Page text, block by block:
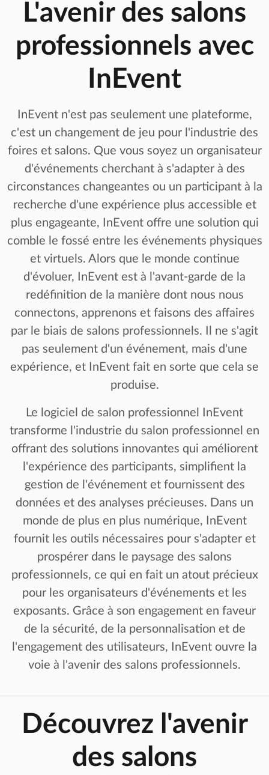
L'avenir des salons
professionnels avec
InEvent
InEvent n'est pas seulement une plateforme,
c'est un changement de jeu pour l'industrie des
foires et salons. Que vous soyez un organisateur
d'événements cherchant à s'adapter à des
circonstances changeantes ou un participant à la
recherche d'une expérience plus accessible et
plus engageante, InEvent offre une solution qui
comble le fossé entre les événements physiques
et virtuels. Alors que le monde continue
d'évoluer, InEvent est à l'avant-garde de la
redéfinition de la manière dont nous nous
connectons, apprenons et faisons des affaires
par le biais de salons professionnels. Il ne s'agit
pas seulement d'un événement, mais d'une
expérience, et InEvent fait en sorte que cela se
produise.
Le logiciel de salon professionnel InEvent
transforme l'industrie du salon professionnel en
offrant des solutions innovantes qui améliorent
l'expérience des participants, simplifient la
gestion de l'événement et fournissent des
données et des analyses précieuses. Dans un
monde de plus en plus numérique, InEvent
fournit les outils nécessaires pour s'adapter et
prospérer dans le paysage des salons
professionnels, ce qui en fait un atout précieux
pour les organisateurs d'événements et les
exposants. Grâce à son engagement en faveur
de la sécurité, de la personnalisation et de
l'engagement des utilisateurs, InEvent ouvre la
voie à l'avenir des salons professionnels.
Découvrez l'avenir
des salons